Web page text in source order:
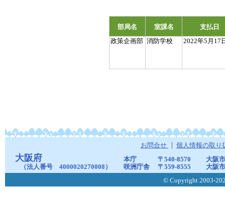
部局名 室課名
支払日
政策企画部 消防学校 2022年5月17
お問合せ 個人情報の取り
大阪府
（法人番号 4000020270008）
本庁 〒540-8570
大阪
咲洲庁舎
〒559-8555
大阪
© Copyright 2003-